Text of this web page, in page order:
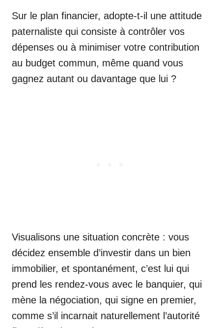
Sur le plan financier, adopte-t-il une attitude
paternaliste qui consiste à contrôler vos
dépenses ou à minimiser votre contribution
au budget commun, même quand vous
gagnez autant ou davantage que lui ?
Visualisons une situation concrète : vous
décidez ensemble d’investir dans un bien
immobilier, et spontanément, c’est lui qui
prend les rendez-vous avec le banquier, qui
mène la négociation, qui signe en premier,
comme s’il incarnait naturellement l’autorité